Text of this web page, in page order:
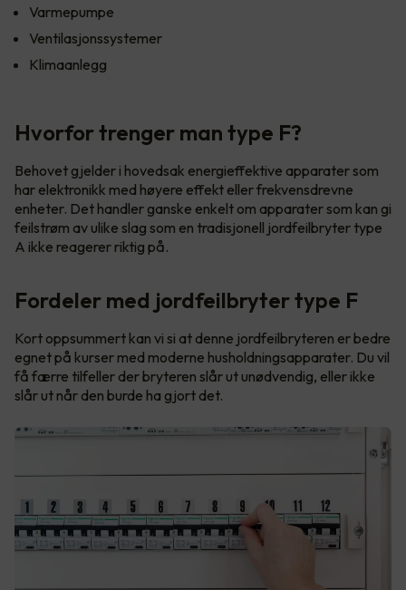
Varmepumpe
Ventilasjonssystemer
Klimaanlegg
Hvorfor trenger man type F?
Behovet gjelder i hovedsak energieffektive apparater som
har elektronikk med høyere effekt eller frekvensdrevne
enheter. Det handler ganske enkelt om apparater som kan gi
feilstrøm av ulike slag som en tradisjonell jordfeilbryter type
A ikke reagerer riktig på.
Fordeler med jordfeilbryter type F
Kort oppsummert kan vi si at denne jordfeilbryteren er bedre
egnet på kurser med moderne husholdningsapparater. Du vil
få færre tilfeller der bryteren slår ut unødvendig, eller ikke
slår ut når den burde ha gjort det.